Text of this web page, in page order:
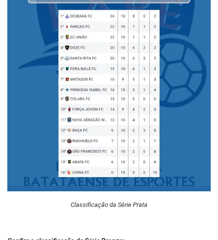
Classificação da Série Prata